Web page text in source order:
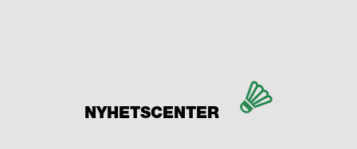
NYHETSCENTER